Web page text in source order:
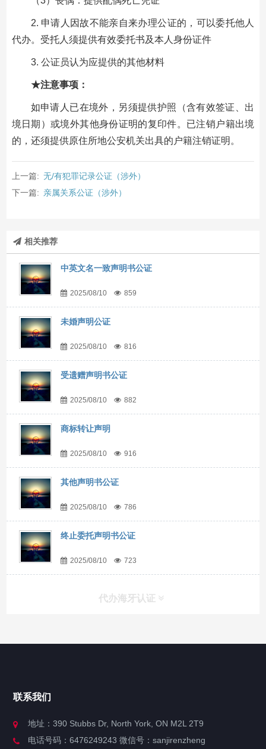
2. 申请人因故不能亲自来办理公证的，可以委托他人
代办。受托人须提供有效委托书及本人身份证件
3. 公证员认为应提供的其他材料
★注意事项：
如申请人已在境外，另须提供护照（含有效签证、出
境日期）或境外其他身份证明的复印件。已注销户籍出境
的，还须提供原住所地公安机关出具的户籍注销证明。
上一篇: 无/有犯罪记录公证（涉外）
下一篇: 亲属关系公证（涉外）
相关推荐
中英文名一致声明书公证
2025/08/10 859
未婚声明公证
2025/08/10 816
受遗赠声明书公证
2025/08/10 882
商标转让声明
2025/08/10 916
其他声明书公证
2025/08/10 786
终止委托声明书公证
2025/08/10 723
代办海牙认证
服务分类
联系我们
地址：390 Stubbs Dr, North York, ON M2L 2T9
电话号码：6476249243 微信号：sanjirenzheng